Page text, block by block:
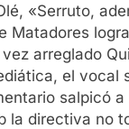
«Serruto,
Matadores
arreglado
el
salpicó
la directiva no